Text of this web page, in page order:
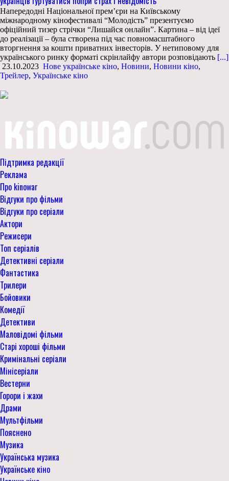
Напередодні Національної премʼєри на Київському
міжнародному кінофестивалі “Молодість” презентуємо
офіційний тизер стрічки “Лишайся онлайн”. Картина – від ідеї
до реалізації – була створена під час повномасштабного
вторгнення за кошти приватних інвесторів. У нетиповому для
українського ринку форматі скрінлайфу автори розповідають [...]
23.10.2023 Нове українське кіно, Новини, Новини кіно,
Трейлер, Українське кіно
Підтримка редакції
Реклама
Про kinowar
Відгуки про фільми
Відгуки про серіали
Актори
Режисери
Топ серіалів
Детективні серіали
Фантастика
Трилери
Бойовики
Комедії
Детективи
Маловідомі фільми
Старі хороші фільми
Кримінальні серіали
Мінісеріали
Вестерни
Горори і жахи
Драми
Мультфільми
Пояснено
Музика
Українська музика
Українське кіно